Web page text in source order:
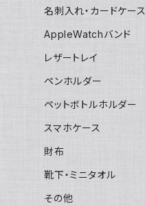
名刺入れ・カードケース
AppleWatchバンド
レザートレイ
ペンホルダー
ペットボトルホルダー
スマホケース
財布
靴下・ミニタオル
その他